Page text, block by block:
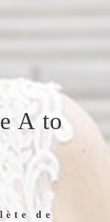
A to
de